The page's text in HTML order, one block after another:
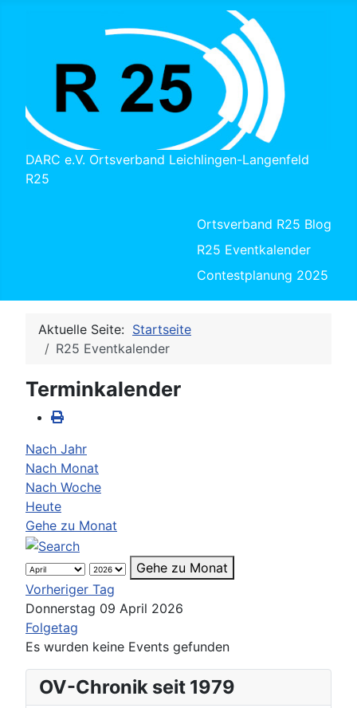
DARC e.V. Ortsverband Leichlingen-Langenfeld
R25
Ortsverband R25 Blog
R25 Eventkalender
Contestplanung 2025
OV-Chronik seit 1979
Aktuelle Seite: Startseite
R25 Eventkalender
Terminkalender
Nach Jahr
Nach Monat
Nach Woche
Heute
Gehe zu Monat
Gehe zu Monat
Vorheriger Tag
Donnerstag 09 April 2026
Folgetag
Es wurden keine Events gefunden